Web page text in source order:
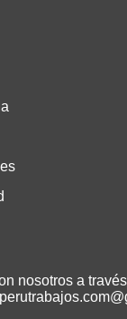
nosotros a